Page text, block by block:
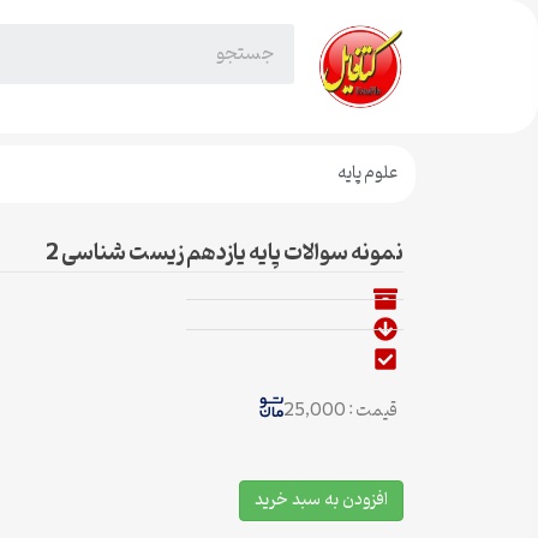
علوم پایه
نمونه سوالات پایه یازدهم زیست شناسی 2
قیمت : 25,000
افزودن به سبد خرید